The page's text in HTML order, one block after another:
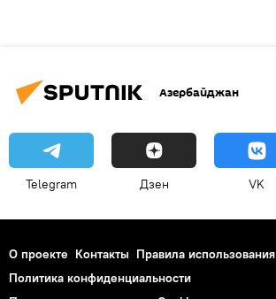
Азербайджан
Telegram Дзен VK
О проекте Контакты Правила использования
Политика конфиденциальности